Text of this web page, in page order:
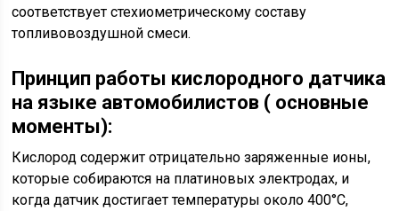
соответствует стехиометрическому составу
топливовоздушной смеси.
Принцип работы кислородного датчика
на языке автомобилистов ( основные
моменты):
Кислород содержит отрицательно заряженные ионы,
которые собираются на платиновых электродах, и
когда датчик достигает температуры около 400°C,